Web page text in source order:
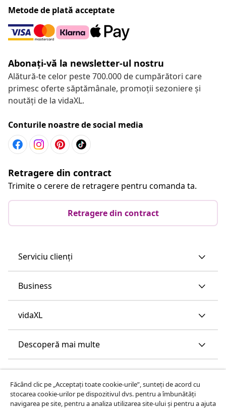
Metode de plată acceptate
Abonați-vă la newsletter-ul nostru
Alătură-te celor peste 700.000 de cumpărători care
primesc oferte săptămânale, promoții sezoniere și
noutăți de la vidaXL.
Conturile noastre de social media
Retragere din contract
Trimite o cerere de retragere pentru comanda ta.
Retragere din contract
Serviciu clienți
Business
vidaXL
Descoperă mai multe
Făcând clic pe „Acceptați toate cookie-urile”, sunteți de acord cu
stocarea cookie-urilor pe dispozitivul dvs. pentru a îmbunătăți
navigarea pe site, pentru a analiza utilizarea site-ului și pentru a ajuta